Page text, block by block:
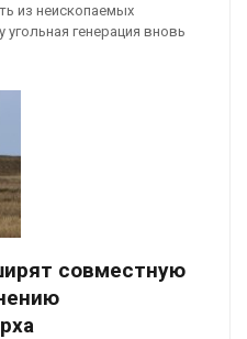
из неископаемых
угольная генерация вновь
совместную